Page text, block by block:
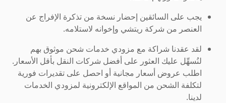
يجب على السائقين إحضار نسخة من تذكرة الإفراج عن
العنصر من شركة ريتشي وإخوانه لاستلامه.
لقد عقدنا شراكة مع مزودي خدمات شحن موثوق بهم
لنُسهِّل عليك العثور على أفضل شركات النقل بأقل الأسعار.
اطلب عروض أسعار مجانية أو احصل على تقديرات فورية
لتكلفة الشحن من المواقع الإلكترونية لمزودي الخدمات
لدينا.